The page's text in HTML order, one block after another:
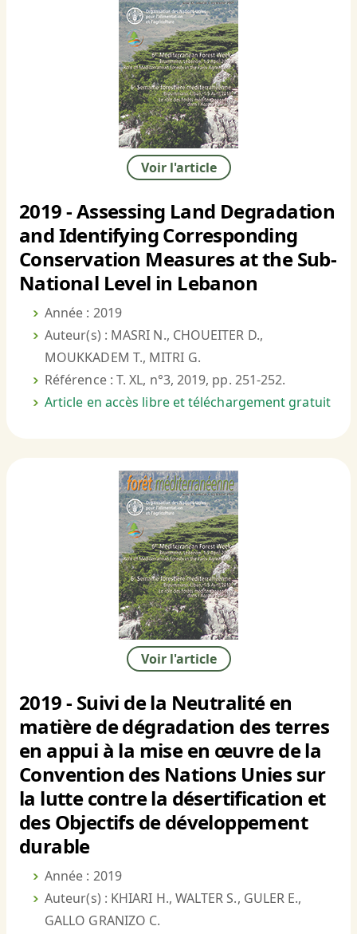
Voir l'article
2019 - Assessing Land Degradation
and Identifying Corresponding
Conservation Measures at the Sub-
National Level in Lebanon
Année : 2019
Auteur(s) : MASRI N., CHOUEITER D.,
MOUKKADEM T., MITRI G.
Référence : T. XL, n°3, 2019, pp. 251-252.
Article en accès libre et téléchargement gratuit
Voir l'article
2019 - Suivi de la Neutralité en
matière de dégradation des terres
en appui à la mise en œuvre de la
Convention des Nations Unies sur
la lutte contre la désertification et
des Objectifs de développement
durable
Année : 2019
Auteur(s) : KHIARI H., WALTER S., GULER E.,
GALLO GRANIZO C.